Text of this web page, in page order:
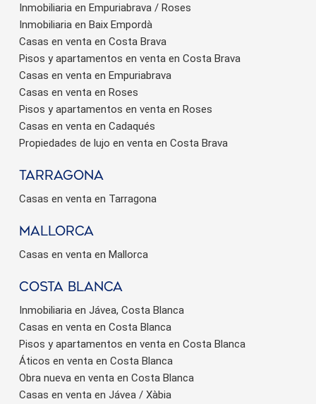
Inmobiliaria en Empuriabrava / Roses
Inmobiliaria en Baix Empordà
Casas en venta en Costa Brava
Pisos y apartamentos en venta en Costa Brava
Casas en venta en Empuriabrava
Casas en venta en Roses
Pisos y apartamentos en venta en Roses
Casas en venta en Cadaqués
Propiedades de lujo en venta en Costa Brava
Tarragona
Casas en venta en Tarragona
Mallorca
Casas en venta en Mallorca
Costa Blanca
Inmobiliaria en Jávea, Costa Blanca
Casas en venta en Costa Blanca
Pisos y apartamentos en venta en Costa Blanca
Áticos en venta en Costa Blanca
Obra nueva en venta en Costa Blanca
Casas en venta en Jávea / Xàbia